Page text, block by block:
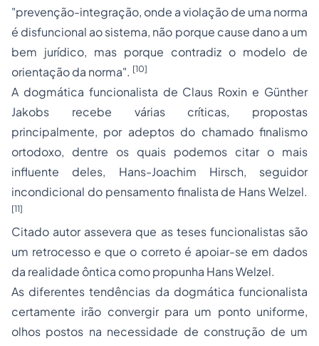
"prevenção-integração, onde a violação de uma norma
é disfuncional ao sistema, não porque cause dano a um
bem jurídico, mas porque contradiz o modelo de
orientação da norma". [10]
A dogmática funcionalista de Claus Roxin e Günther
Jakobs recebe várias críticas, propostas
principalmente, por adeptos do chamado finalismo
ortodoxo, dentre os quais podemos citar o mais
influente deles, Hans-Joachim Hirsch, seguidor
incondicional do pensamento finalista de Hans Welzel.
[11]
Citado autor assevera que as teses funcionalistas são
um retrocesso e que o correto é apoiar-se em dados
da realidade ôntica como propunha Hans Welzel.
As diferentes tendências da dogmática funcionalista
certamente irão convergir para um ponto uniforme,
olhos postos na necessidade de construção de um